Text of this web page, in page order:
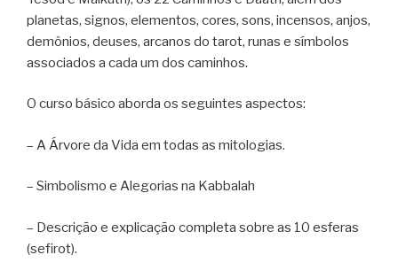
planetas, signos, elementos, cores, sons, incensos, anjos,
demônios, deuses, arcanos do tarot, runas e símbolos
associados a cada um dos caminhos.
O curso básico aborda os seguintes aspectos:
– A Árvore da Vida em todas as mitologias.
– Simbolismo e Alegorias na Kabbalah
– Descrição e explicação completa sobre as 10 esferas
(sefirot).